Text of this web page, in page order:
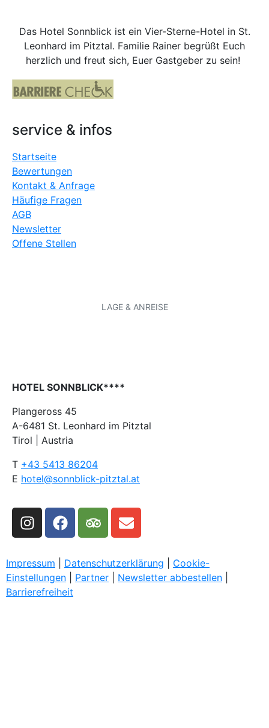
Das Hotel Sonnblick ist ein Vier-Sterne-Hotel in St.
Leonhard im Pitztal. Familie Rainer begrüßt Euch
herzlich und freut sich, Euer Gastgeber zu sein!
service & infos
Startseite
Bewertungen
Kontakt & Anfrage
Häufige Fragen
AGB
Newsletter
Offene Stellen
LAGE & ANREISE
HOTEL SONNBLICK****
Plangeross 45
A-6481 St. Leonhard im Pitztal
Tirol | Austria
T +43 5413 86204
E hotel@sonnblick-pitztal.at
Impressum Datenschutzerklärung
Cookie-
Einstellungen
Partner Newsletter abbestellen
Barrierefreiheit